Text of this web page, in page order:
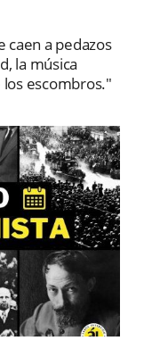
caen a pedazos
la música
escombros."